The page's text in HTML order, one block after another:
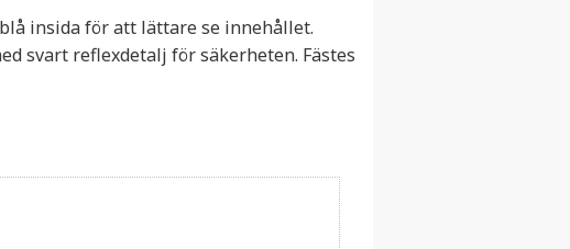
insida för att lättare se innehållet.
svart reflexdetalj för säkerheten. Fästes